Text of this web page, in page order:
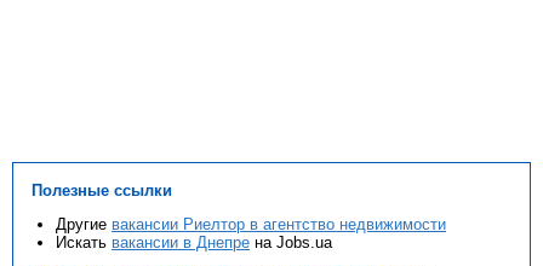
Полезные ссылки
Другие вакансии Риелтор в агентство недвижимости
Искать вакансии в Днепре на Jobs.ua